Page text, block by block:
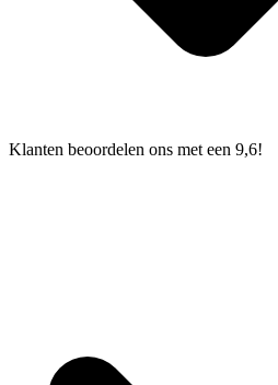
Klanten beoordelen ons met een 9,6!